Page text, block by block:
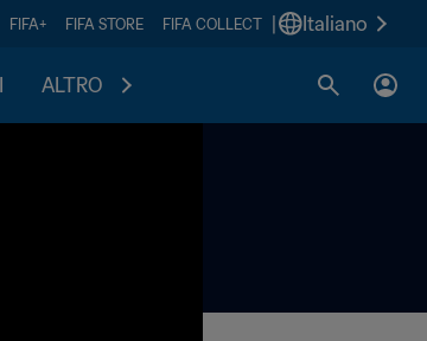
FIFA+ FIFA STORE FIFA COLLECT Italiano
ALTRO